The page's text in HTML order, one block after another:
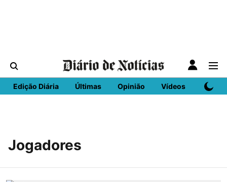
Edição Diária Últimas Opinião Vídeos DN
Jogadores